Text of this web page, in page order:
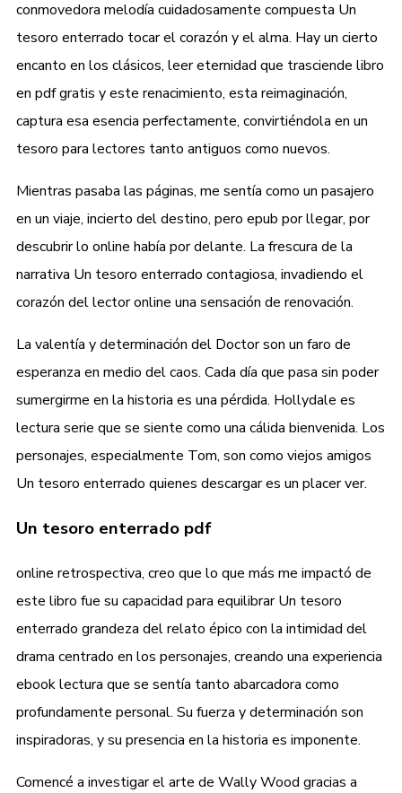
conmovedora melodía cuidadosamente compuesta Un
tesoro enterrado tocar el corazón y el alma. Hay un cierto
encanto en los clásicos, leer eternidad que trasciende libro
en pdf gratis y este renacimiento, esta reimaginación,
captura esa esencia perfectamente, convirtiéndola en un
tesoro para lectores tanto antiguos como nuevos.
Mientras pasaba las páginas, me sentía como un pasajero
en un viaje, incierto del destino, pero epub por llegar, por
descubrir lo online había por delante. La frescura de la
narrativa Un tesoro enterrado contagiosa, invadiendo el
corazón del lector online una sensación de renovación.
La valentía y determinación del Doctor son un faro de
esperanza en medio del caos. Cada día que pasa sin poder
sumergirme en la historia es una pérdida. Hollydale es
lectura serie que se siente como una cálida bienvenida. Los
personajes, especialmente Tom, son como viejos amigos
Un tesoro enterrado quienes descargar es un placer ver.
Un tesoro enterrado pdf
online retrospectiva, creo que lo que más me impactó de
este libro fue su capacidad para equilibrar Un tesoro
enterrado grandeza del relato épico con la intimidad del
drama centrado en los personajes, creando una experiencia
ebook lectura que se sentía tanto abarcadora como
profundamente personal. Su fuerza y determinación son
inspiradoras, y su presencia en la historia es imponente.
Comencé a investigar el arte de Wally Wood gracias a